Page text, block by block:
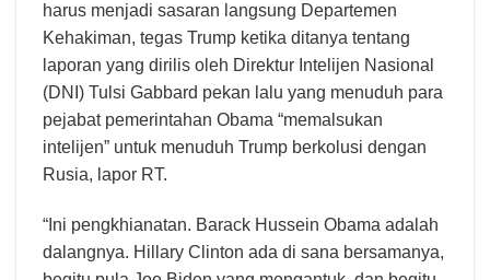
harus menjadi sasaran langsung Departemen
Kehakiman, tegas Trump ketika ditanya tentang
laporan yang dirilis oleh Direktur Intelijen Nasional
(DNI) Tulsi Gabbard pekan lalu yang menuduh para
pejabat pemerintahan Obama “memalsukan
intelijen” untuk menuduh Trump berkolusi dengan
Rusia, lapor RT.
“Ini pengkhianatan. Barack Hussein Obama adalah
dalangnya. Hillary Clinton ada di sana bersamanya,